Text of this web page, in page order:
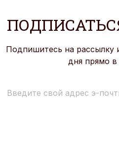
Подпишитесь на рассылку
дня прямо